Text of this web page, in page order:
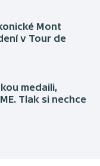
Mont
v Tour de
medaili,
Tlak si nechce